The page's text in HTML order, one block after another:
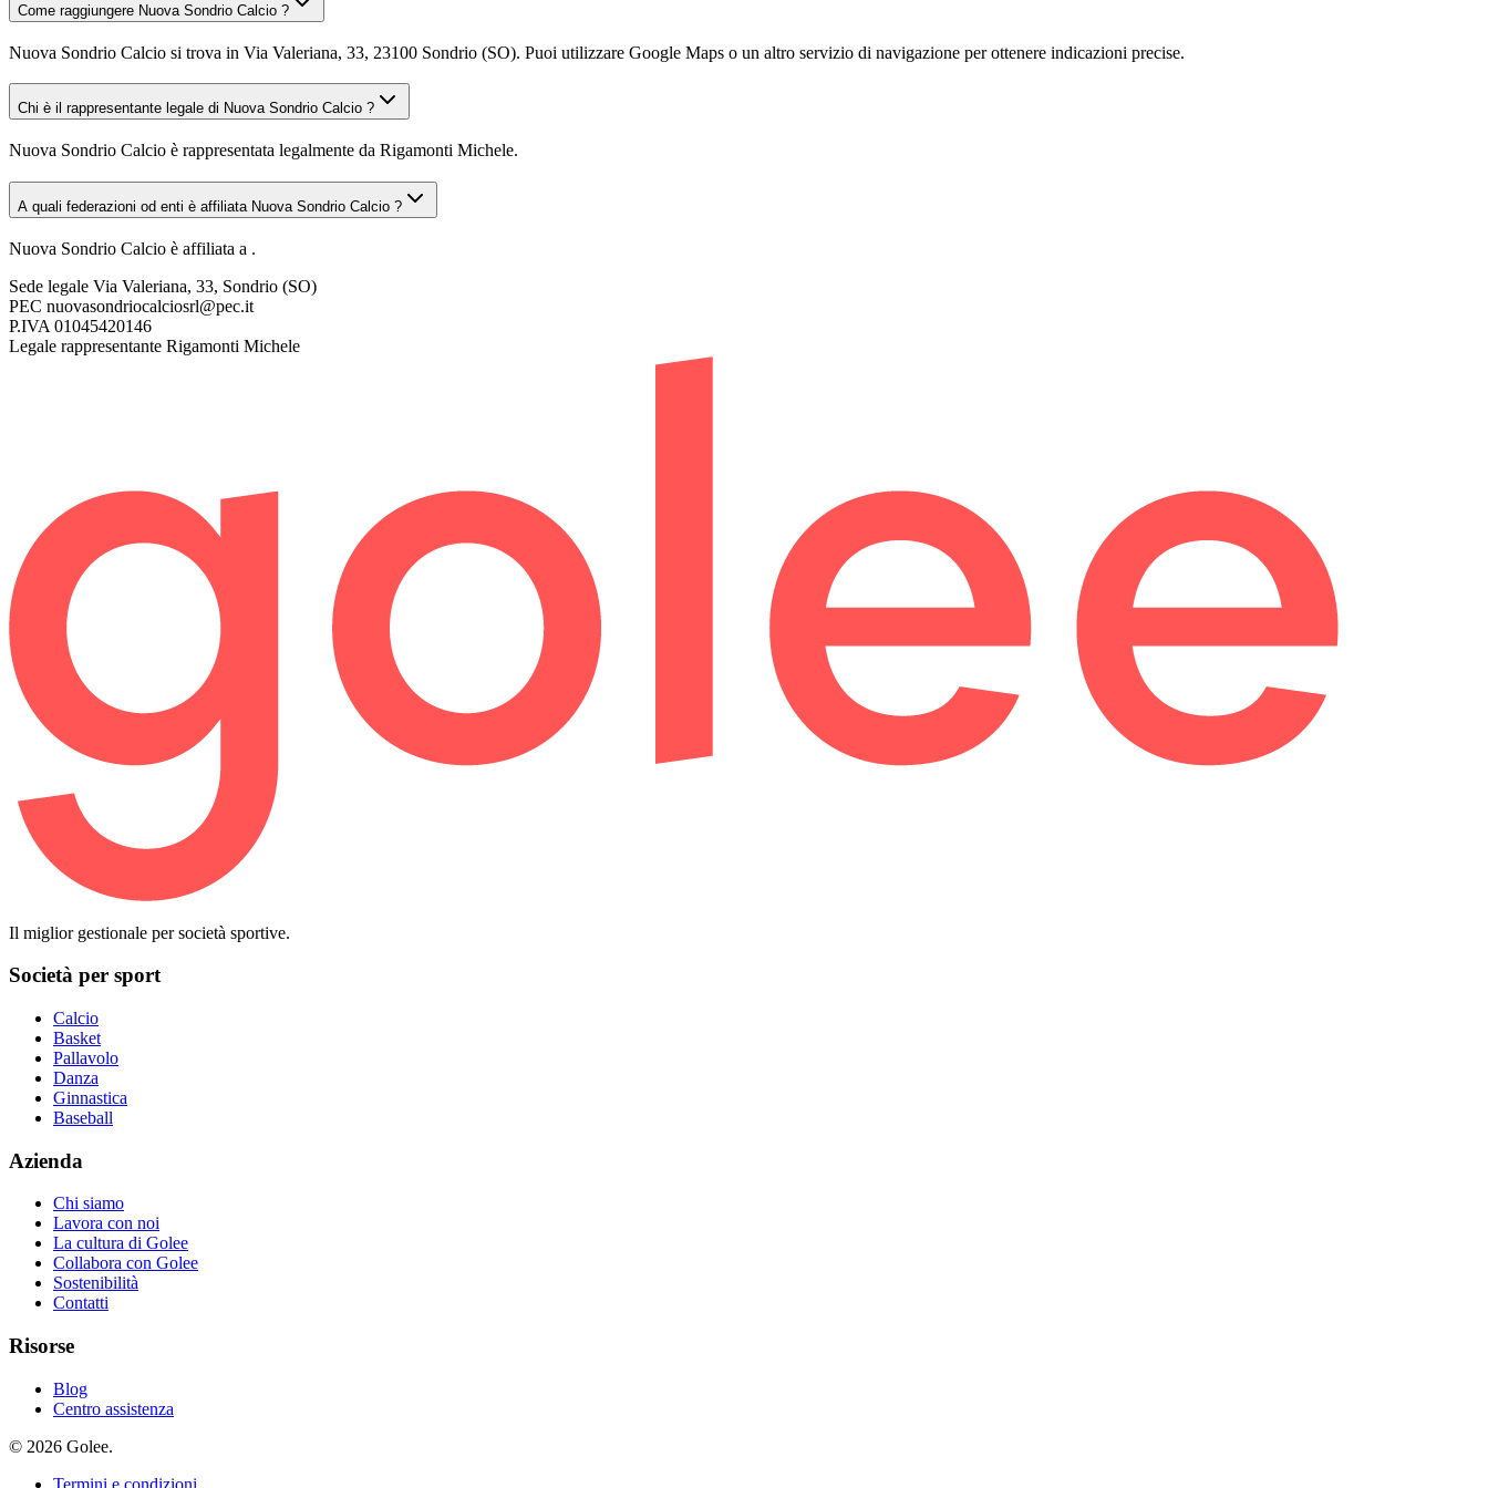
Come raggiungere Nuova Sondrio Calcio ?
Nuova Sondrio Calcio si trova in Via Valeriana, 33, 23100 Sondrio (SO). Puoi utilizzare Google Maps o un altro servizio di navigazione per ottenere indicazioni precise.
Chi è il rappresentante legale di Nuova Sondrio Calcio ?
Nuova Sondrio Calcio è rappresentata legalmente da Rigamonti Michele.
A quali federazioni od enti è affiliata Nuova Sondrio Calcio ?
Nuova Sondrio Calcio è affiliata a .
Sede legale Via Valeriana, 33, Sondrio (SO)
PEC nuovasondriocalciosrl@pec.it
P.IVA 01045420146
Legale rappresentante Rigamonti Michele
Il miglior gestionale per società sportive.
Società per sport
Calcio
Basket
Pallavolo
Danza
Ginnastica
Baseball
Azienda
Chi siamo
Lavora con noi
La cultura di Golee
Collabora con Golee
Sostenibilità
Contatti
Risorse
Blog
Centro assistenza
© 2026 Golee.
Termini e condizioni